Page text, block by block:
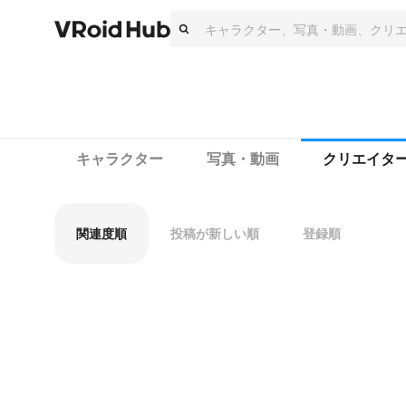
キャラクター 写真・動画 クリエイタ
関連度順 投稿が新しい順 登録順